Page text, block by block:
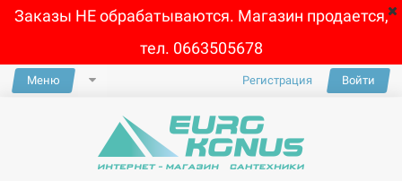
Заказы НЕ обрабатываются. Магазин продается,
тел. 0663505678
Меню Регистрация Войти